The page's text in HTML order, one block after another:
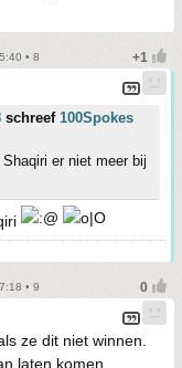
• 8
schreef 100Spokes
er niet meer bij
• 9
ze dit niet winnen.
laten komen.